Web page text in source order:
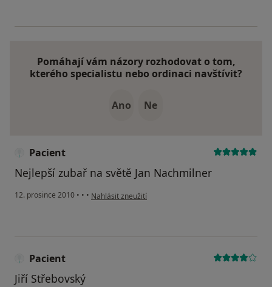
Pomáhají vám názory rozhodovat o tom,
kterého specialistu nebo ordinaci navštívit?
Ano Ne
Pacient
Nejlepší zubař na světě Jan Nachmilner
12. prosince 2010 • • • podle názoru uživatele Pacient
Nahlásit zneužití
Pacient
Jiří Střebovský